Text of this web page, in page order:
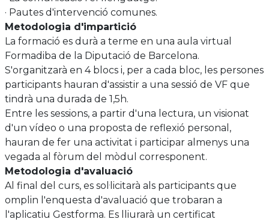
conflictes i intervenció amb els infants.
· La comunicació i el llenguatge.
· Pautes d'intervenció comunes.
Metodologia d'impartició
La formació es durà a terme en una aula virtual
Formadiba de la Diputació de Barcelona.
S'organitzarà en 4 blocs i, per a cada bloc, les persones
participants hauran d'assistir a una sessió de VF que
tindrà una durada de 1,5h.
Entre les sessions, a partir d'una lectura, un visionat
d'un vídeo o una proposta de reflexió personal,
hauran de fer una activitat i participar almenys una
vegada al fòrum del mòdul corresponent.
Metodologia d'avaluació
Al final del curs, es sol·licitarà als participants que